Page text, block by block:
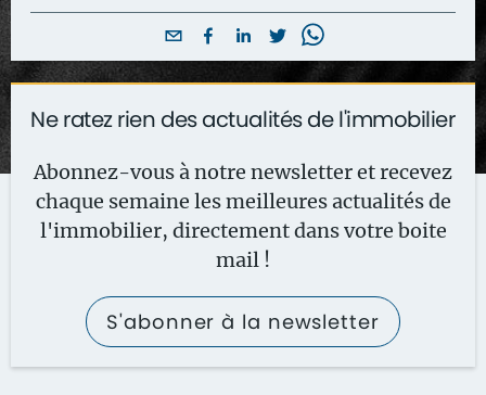
Ne ratez rien des actualités de l'immobilier
Abonnez-vous à notre newsletter et recevez
chaque semaine les meilleures actualités de
l'immobilier, directement dans votre boite
mail !
S'abonner à la newsletter